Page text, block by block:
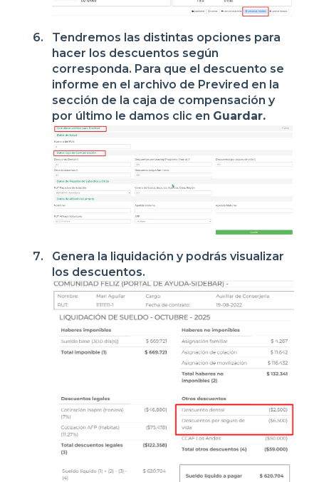
Tendremos las distintas opciones para
hacer los descuentos según
corresponda. Para que el descuento se
informe en el archivo de Previred en la
sección de la caja de compensación y
por último le damos clic en Guardar.
Genera la liquidación y podrás visualizar
los descuentos.